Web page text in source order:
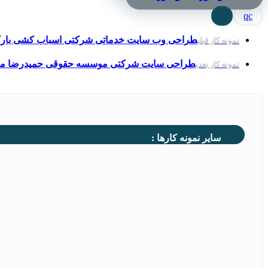
qc
نمونه کار قبلیطراحی وب سایت خدماتی شرکتی اسباب کشی
نمونه کار بعدیطراحی سایت شرکتی موسسه حقوقی حمیدرضا
سایر نمونه کارها :